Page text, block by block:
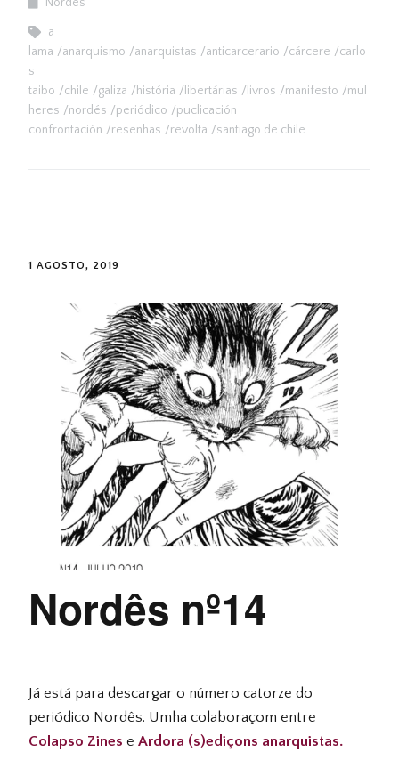
Nordés
a
lama
anarquismo anarquistas anticarcerario cárcere
carlo
s
taibo
chile galiza história libertárias livros manifesto
mul
heres
nordés periódico
puclicación
confrontación
resenhas revolta santiago de chile
1 AGOSTO, 2019
Nordês nº14
Já está para descargar o número catorze do
periódico Nordês. Umha colaboraçom entre
Colapso Zines e Ardora (s)ediçons anarquistas.